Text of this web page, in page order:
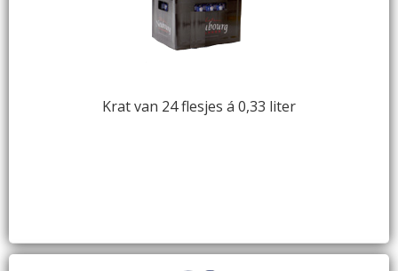
Krat van 24 flesjes á 0,33 liter